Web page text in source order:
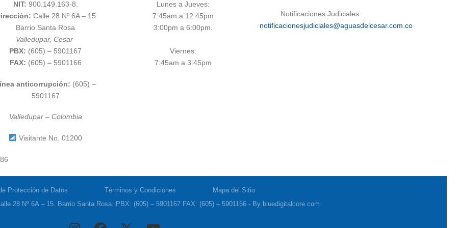
NIT: 900.149.163-8.
Calle 28 Nº 6A – 15
Barrio Santa Rosa
Valledupar, Cesar
PBX: (605) – 5901167
FAX: (605) – 5901166
anticorrupción: (605) –
5901167
Valledupar – Colombia
Visitante No. 01200
Lunes a Jueves:
7:45am a 12:45pm
3:00pm a 6:00pm.
Viernes:
7:45am a 3:45pm
Notificaciones Judiciales:
notificacionesjudiciales@aguasdelcesar.com.co
Protección de Datos Términos y Condiciones
Mapa del Sitio
28 Nº 6A – 15. Barrio Santa Rosa. PBX: (605) – 5901167 FAX: (605) – 5901166 - By bluedigitalcore.com